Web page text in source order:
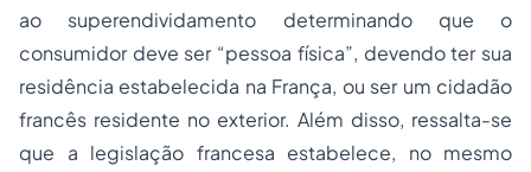
ao superendividamento determinando que o
consumidor deve ser “pessoa física”, devendo ter sua
residência estabelecida na França, ou ser um cidadão
francês residente no exterior. Além disso, ressalta-se
que a legislação francesa estabelece, no mesmo